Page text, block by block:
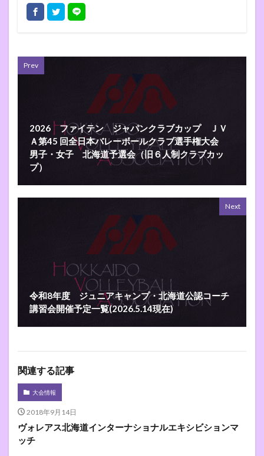
Prev
2026 ファイテン ジャパンクラブカップ ＪＶ
Ａ第45 回全日本バレーボールクラブ選手権大会
男子・女子 北海道予選会（旧６人制クラブカッ
プ）
Next
令和8年度 ジュニアキャンプ・北海道公認コーチ
講習会開催予定一覧(2026.5.14現在)
関連する記事
大会情報
2018年9月14日
ヴォレアス北海道インターナショナルエキシビションマ
ッチ